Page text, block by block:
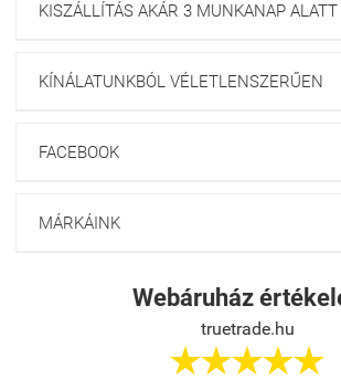
KISZÁLLÍTÁS AKÁR 3 MUNKANAP ALATT
KÍNÁLATUNKBÓL VÉLETLENSZERŰEN
FACEBOOK
MÁRKÁINK
Webáruház
truetrade.hu
